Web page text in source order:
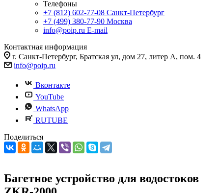
Телефоны
+7 (812) 602-77-08 Санкт-Петербург
+7 (499) 380-77-90 Москва
info@poip.ru E-mail
Контактная информация
г. Санкт-Петербург, Братская ул, дом 27, литер А, пом. 4
info@poip.ru
Вконтакте
YouTube
WhatsApp
RUTUBE
Поделиться
Багетное устройство для водостоков